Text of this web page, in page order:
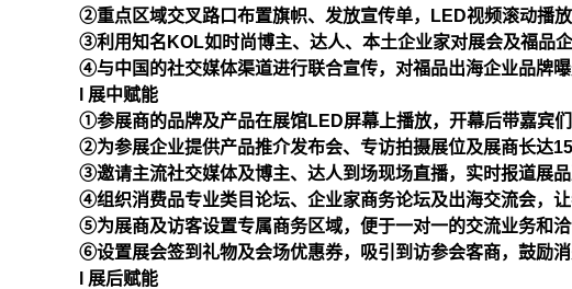
②重点区域交叉路口布置旗帜、发放宣传单，LED视频滚动播放
③利用知名KOL如时尚博主、达人、本土企业家对展会及福品企
④与中国的社交媒体渠道进行联合宣传，对福品出海企业品牌曝
l 展中赋能
①参展商的品牌及产品在展馆LED屏幕上播放，开幕后带嘉宾们
②为参展企业提供产品推介发布会、专访拍摄展位及展商长达
③邀请主流社交媒体及博主、达人到场现场直播，实时报道展
④组织消费品专业类目论坛、企业家商务论坛及出海交流会，让
⑤为展商及访客设置专属商务区域，便于一对一的交流业务和洽
⑥设置展会签到礼物及会场优惠券，吸引到访参会客商，鼓励消
l 展后赋能